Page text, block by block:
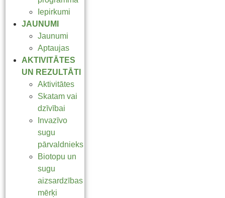
Iepirkumi
JAUNUMI
Jaunumi
Aptaujas
AKTIVITĀTES
UN REZULTĀTI
Aktivitātes
Skatam vai
dzīvībai
Invazīvo
sugu
pārvaldnieks
Biotopu un
sugu
aizsardzības
mērķi